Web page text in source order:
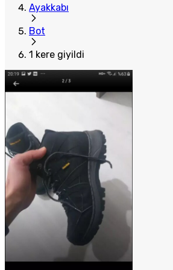
Ayakkabı
Bot
1 kere giyildi